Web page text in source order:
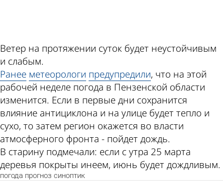
Ветер на протяжении суток будет неустойчивым
и слабым.
Ранее метеорологи предупредили, что на этой
рабочей неделе погода в Пензенской области
изменится. Если в первые дни сохранится
влияние антициклона и на улице будет тепло и
сухо, то затем регион окажется во власти
атмосферного фронта - пойдет дождь.
В старину подмечали: если с утра 25 марта
деревья покрыты инеем, июнь будет дождливым.
погода прогноз синоптик